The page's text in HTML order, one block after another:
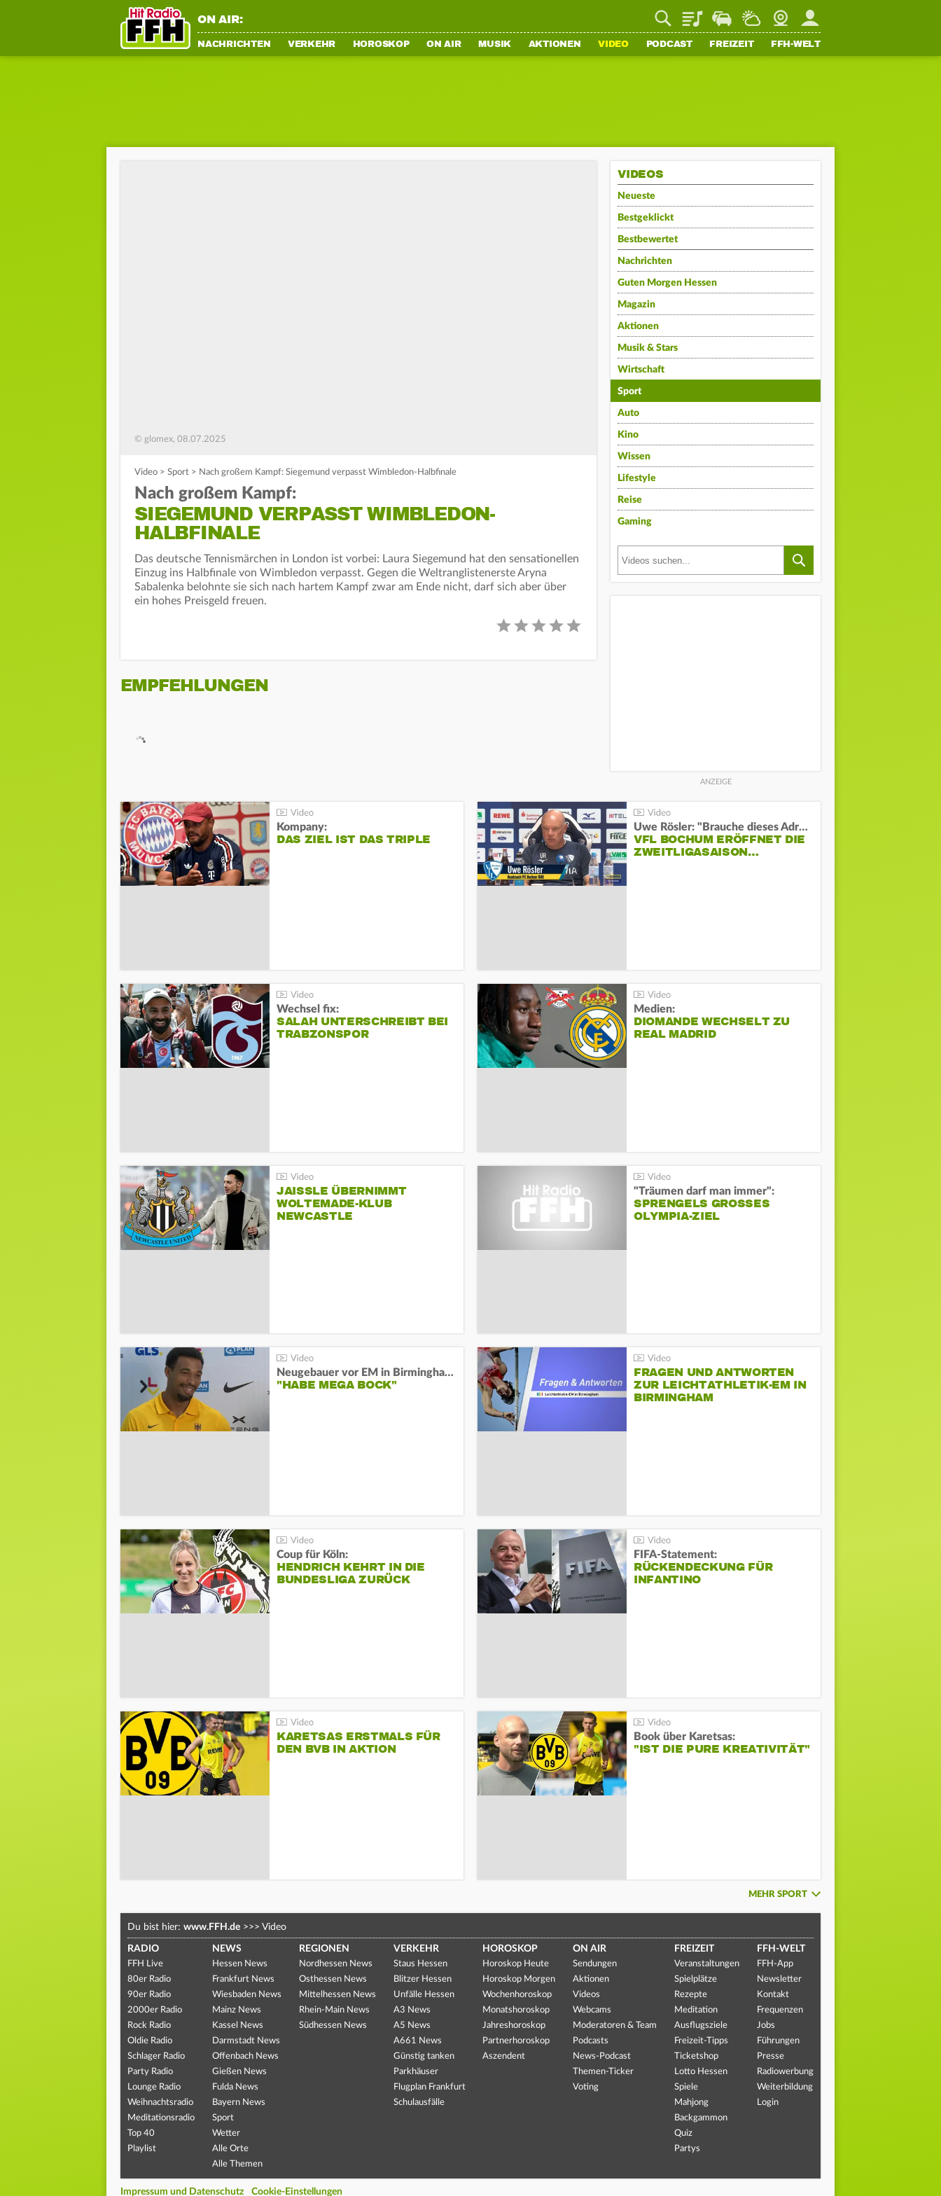
ON AIR: PlaylistStaupilotWetterWebcamMein FFH
NACHRICHTEN VERKEHR HOROSKOP ON AIR MUSIK AKTIONEN VIDEO PODCAST FREIZEIT FFH-WELT
© glomex, 08.07.2025
Video > Sport > Nach großem Kampf: Siegemund verpasst Wimbledon-Halbfinale
Nach großem Kampf:
SIEGEMUND VERPASST WIMBLEDON-
HALBFINALE
Das deutsche Tennismärchen in London ist vorbei: Laura Siegemund hat den sensationellen
Einzug ins Halbfinale von Wimbledon verpasst. Gegen die Weltranglistenerste Aryna
Sabalenka belohnte sie sich nach hartem Kampf zwar am Ende nicht, darf sich aber über
ein hohes Preisgeld freuen.
EMPFEHLUNGEN
VIDEOS
Neueste
Bestgeklickt
Bestbewertet
Nachrichten
Guten Morgen Hessen
Magazin
Aktionen
Musik & Stars
Wirtschaft
Sport
Auto
Kino
Wissen
Lifestyle
Reise
Gaming
Kompany:
DAS ZIEL IST DAS TRIPLE
Uwe Rösler: "Brauche dieses Adrenalin"
VFL BOCHUM ERÖFFNET DIE
ZWEITLIGASAISON…
Wechsel fix:
SALAH UNTERSCHREIBT BEI
TRABZONSPOR
Medien:
DIOMANDE WECHSELT ZU
REAL MADRID
JAISSLE ÜBERNIMMT
WOLTEMADE-KLUB
NEWCASTLE
"Träumen darf man immer":
SPRENGELS GROSSES O
LYMPIA-ZIEL
Neugebauer vor EM in Birmingham:
"HABE MEGA BOCK"
FRAGEN UND ANTWORTEN
ZUR LEICHTATHLETIK-EM IN
BIRMINGHAM
Coup für Köln:
HENDRICH KEHRT IN DIE
BUNDESLIGA ZURÜCK
FIFA-Statement:
RÜCKENDECKUNG FÜR
INFANTINO
KARETSAS ERSTMALS FÜR
DEN BVB IN AKTION
Book über Karetsas:
"IST DIE PURE KREATIVITÄT"
MEHR SPORT
Du bist hier: www.FFH.de >>> Video
RADIO
FFH Live
80er Radio
90er Radio
2000er Radio
Rock Radio
Oldie Radio
Schlager Radio
Party Radio
Lounge Radio
Weihnachtsradio
Meditationsradio
Top 40
Playlist
NEWS
Hessen News
Frankfurt News
Wiesbaden News
Mainz News
Kassel News
Darmstadt News
Offenbach News
Gießen News
Fulda News
Bayern News
Sport
Wetter
Alle Orte
Alle Themen
REGIONEN
Nordhessen News
Osthessen News
Mittelhessen News
Rhein-Main News
Südhessen News
VERKEHR
Staus Hessen
Blitzer Hessen
Unfälle Hessen
A3 News
A5 News
A661 News
Günstig tanken
Parkhäuser
Flugplan Frankfurt
Schulausfälle
HOROSKOP
Horoskop Heute
Horoskop Morgen
Wochenhoroskop
Monatshoroskop
Jahreshoroskop
Partnerhoroskop
Aszendent
ON AIR
Sendungen
Aktionen
Videos
Webcams
Moderatoren & Team
Podcasts
News-Podcast
Themen-Ticker
Voting
FREIZEIT
Veranstaltungen
Spielplätze
Rezepte
Meditation
Ausflugsziele
Freizeit-Tipps
Ticketshop
Lotto Hessen
Spiele
Mahjong
Backgammon
Quiz
Partys
FFH-WELT
FFH-App
Newsletter
Kontakt
Frequenzen
Jobs
Führungen
Presse
Radiowerbung
Weiterbildung
Login
Impressum und Datenschutz Cookie-Einstellungen